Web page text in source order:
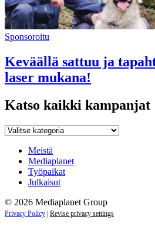
Sponsoroitu
Keväällä sattuu ja
laser mukana!
Katso kaikki kampanjat
Katso
kampanjat
Meistä
Mediaplanet
Työpaikat
Julkaisut
© 2026 Mediaplanet Group
Privacy Policy | Revise privacy settings